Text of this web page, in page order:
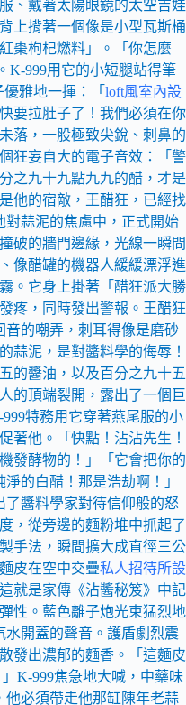
、戴著太陽眼鏡的太空吉娃
上揹著一個像是小型瓦斯桶
棗枸杞燃料」。「你怎麼
999用它的小短腿站得筆
優雅地一揮：「 loft風室內設
要拉肚子了！我們必須在你
落，一股極致尖銳、刺鼻的
狂妄自大的電子音效：「警
之九十九點九九的醋，才是
他的宿敵，王醋狂，已經找
對蒜泥的焦慮中，正式開始
破的牆門邊緣，光線一瞬間
像醋罐的機器人緩緩漂浮進
。它身上掛著「醋狂派大勝
疼，同時發出警報。王醋狂
音的嘲弄，刺耳得像是磨砂
蒜泥，是對醬料學的侮辱！
的醬油，以及百分之九十五
的頂端裂開，露出了一個巨
特務用它穿著燕尾服的小
著他。「快點！沾沾先生！
發酵物的！」「它會把你的
的白醋！那是浩劫啊！」
了醬料學家對待信仰般的怒
，從旁邊的麵粉堆中抓起了
手法，瞬間擴大成直徑三公
皮在空中交疊私人招待所設
就是家傳《沾醬秘笈》中記
性。藍色離子炮光束猛烈地
開蓋的聲音。護盾劇烈震
發出濃郁的麵香。「這麵皮
K-999焦急地大喊，中藥味
他必須帶走他那缸陳年老蒜